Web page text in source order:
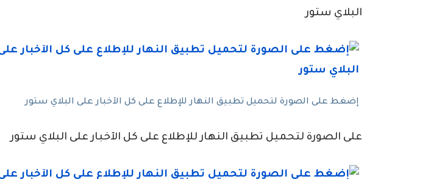
البلاي ستور
إضغط على الصورة لتحميل تطبيق النهار للإطلاع على كل الآخبار على البلاي ستور
على الصورة لتحميل تطبيق النهار للإطلاع على كل الآخبار على البلاي ستور